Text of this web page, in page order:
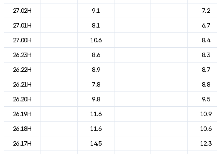
27.02H
9.1
7.2
27.01H
8.1
6.7
27.00H
10.6
8.4
26.23H
8.6
8.3
26.22H
8.9
8.7
26.21H
7.8
8.8
26.20H
9.8
9.5
26.19H
11.6
10.9
26.18H
11.6
10.6
26.17H
14.5
12.3